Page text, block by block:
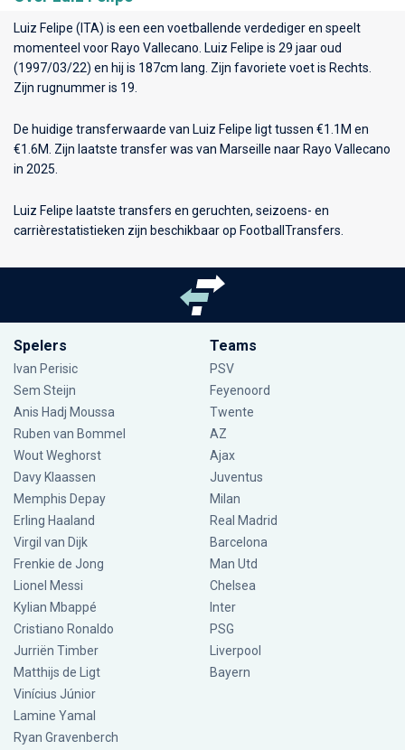
Luiz Felipe (ITA) is een een voetballende verdediger en speelt
momenteel voor Rayo Vallecano . Luiz Felipe is 29 jaar oud
(1997/03/22) en hij is 187cm lang. Zijn favoriete voet is Rechts.
Zijn rugnummer is 19.
De huidige transferwaarde van Luiz Felipe ligt tussen €1.1M en
€1.6M. Zijn laatste transfer was van Marseille naar Rayo Vallecano
in 2025.
Luiz Felipe laatste transfers en geruchten, seizoens- en
carrièrestatistieken zijn beschikbaar op FootballTransfers.
Spelers
Ivan Perisic
Sem Steijn
Anis Hadj Moussa
Ruben van Bommel
Wout Weghorst
Davy Klaassen
Memphis Depay
Erling Haaland
Virgil van Dijk
Frenkie de Jong
Lionel Messi
Kylian Mbappé
Cristiano Ronaldo
Jurriën Timber
Matthijs de Ligt
Vinícius Júnior
Lamine Yamal
Ryan Gravenberch
Teams
PSV
Feyenoord
Twente
AZ
Ajax
Juventus
Milan
Real Madrid
Barcelona
Man Utd
Chelsea
Inter
PSG
Liverpool
Bayern